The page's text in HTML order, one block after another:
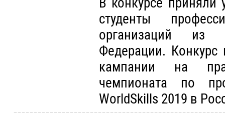
студенты
организаций из
Федерации. Конкурс
кампании на
чемпионата по
WorldSkills 2019 в